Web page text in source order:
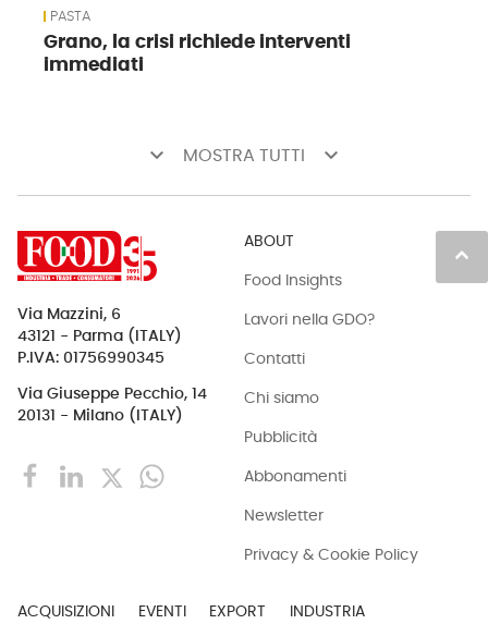
PASTA
Grano, la crisi richiede interventi
immediati
keyboard_arrow_down MOSTRA TUTTI keyboard_arrow_down
keyboard_arrow_up
Via Mazzini, 6
43121 - Parma (ITALY)
P.IVA: 01756990345
Via Giuseppe Pecchio, 14
20131 - Milano (ITALY)
ABOUT
Food Insights
Lavori nella GDO?
Contatti
Chi siamo
Pubblicità
Abbonamenti
Newsletter
Privacy & Cookie Policy
ACQUISIZIONI EVENTI EXPORT INDUSTRIA